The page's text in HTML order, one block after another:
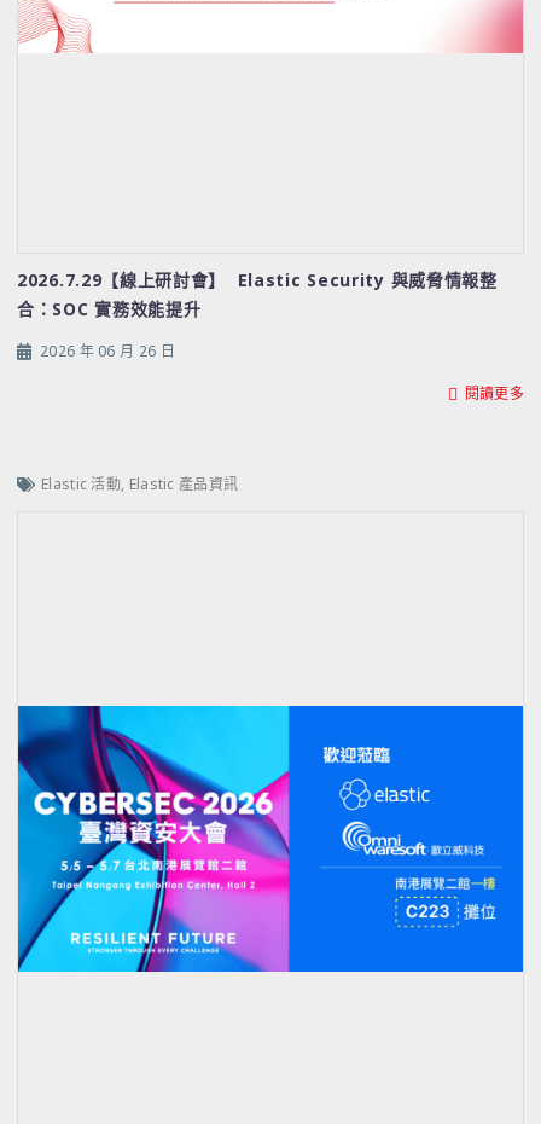
2026.7.29【線上研討會】 Elastic Security 與威脅情報整
合：SOC 實務效能提升
2026 年 06 月 26 日
閱讀更多
Elastic 活動, Elastic 產品資訊